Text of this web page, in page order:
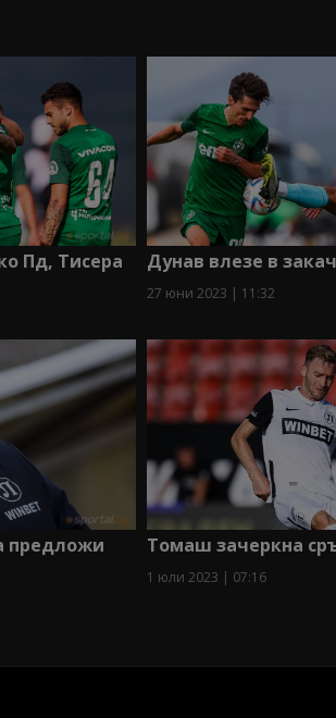
Пд, Тисера
Дунав влезе в
27 юни 2023 | 11:32
предложи
Томаш зачеркна
1 юли 2023 | 07:16